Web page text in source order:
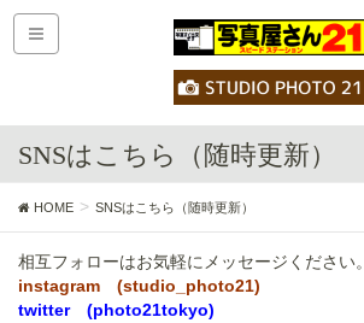
SNSはこちら（随時更新）
HOME SNSはこちら（随時更新）
相互フォローはお気軽にメッセージください。
instagram (studio_photo21)
twitter (photo21tokyo)